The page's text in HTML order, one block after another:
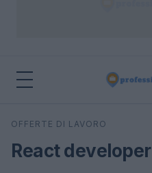
Cerca
OFFERTE DI LAVORO
React developer